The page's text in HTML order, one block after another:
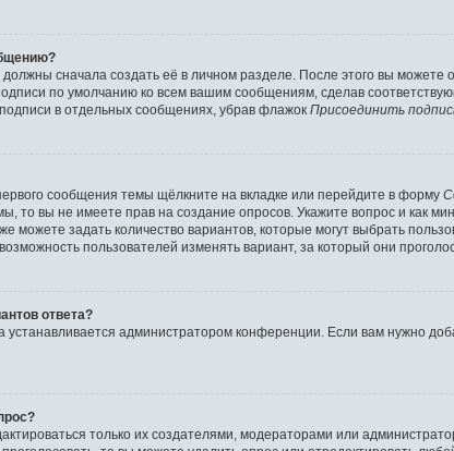
сначала создать её в личном разделе. После этого вы можете
по умолчанию ко всем вашим сообщениям, сделав
в отдельных сообщениях, убрав флажок Присоединить
сообщения темы щёлкните на вкладке или перейдите в форму
то вы не имеете прав на создание опросов. Укажите вопрос и как
можете задать количество вариантов, которые могут выбрать
пользователей изменять вариант, за который они
ответа?
устанавливается администратором конференции. Если вам нужно
только их создателями, модераторами или